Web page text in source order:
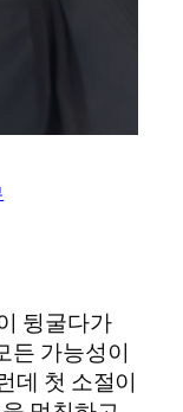
뒹굴다가
든 가능성이
데 첫 소절이